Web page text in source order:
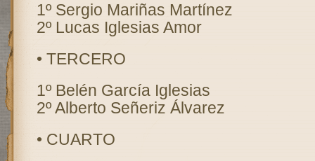
1º Sergio Mariñas Martínez
2º Lucas Iglesias Amor
• TERCERO
1º Belén García Iglesias
2º Alberto Señeriz Álvarez
• CUARTO